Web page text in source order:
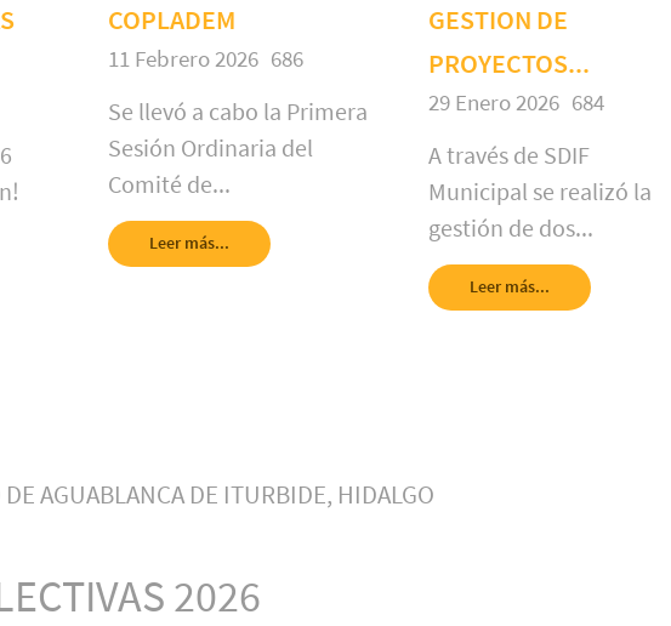
COPLADEM
11 Febrero 2026 686
Se llevó a cabo la Primera
Sesión Ordinaria del
Comité de...
Leer más...
GESTION DE
PROYECTOS...
29 Enero 2026 684
A través de SDIF
Municipal se realizó la
gestión de dos...
Leer más...
AGUABLANCA DE ITURBIDE, HIDALGO
2026